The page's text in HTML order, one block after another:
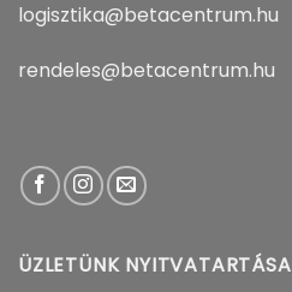
logisztika@betacentrum.hu
rendeles@betacentrum.hu
ÜZLETÜNK NYITVATARTÁSA